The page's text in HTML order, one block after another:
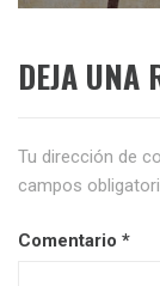
DEJA UNA
Tu dirección de
campos
Comentario *